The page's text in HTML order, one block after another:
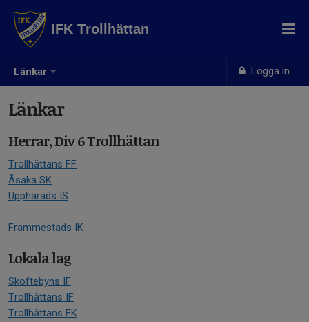
Länkar Logga in
IFK Trollhättan
Länkar
Herrar, Div 6 Trollhättan
Trollhättans FF
Åsaka SK
Upphärads IS
Främmestads IK
Lokala lag
Skoftebyns IF
Trollhättans IF
Trollhättans FK